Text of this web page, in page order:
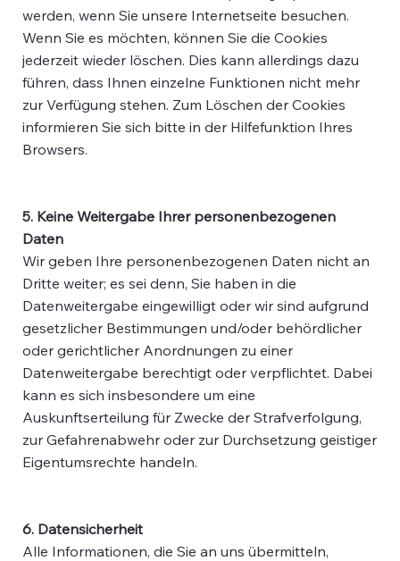
werden, wenn Sie unsere Internetseite besuchen.
Wenn Sie es möchten, können Sie die Cookies
jederzeit wieder löschen. Dies kann allerdings dazu
führen, dass Ihnen einzelne Funktionen nicht mehr
zur Verfügung stehen. Zum Löschen der Cookies
informieren Sie sich bitte in der Hilfefunktion Ihres
Browsers.
5. Keine Weitergabe Ihrer personenbezogenen
Daten
Wir geben Ihre personenbezogenen Daten nicht an
Dritte weiter; es sei denn, Sie haben in die
Datenweitergabe eingewilligt oder wir sind aufgrund
gesetzlicher Bestimmungen und/oder behördlicher
oder gerichtlicher Anordnungen zu einer
Datenweitergabe berechtigt oder verpflichtet. Dabei
kann es sich insbesondere um eine
Auskunftserteilung für Zwecke der Strafverfolgung,
zur Gefahrenabwehr oder zur Durchsetzung geistiger
Eigentumsrechte handeln.
6. Datensicherheit
Alle Informationen, die Sie an uns übermitteln,